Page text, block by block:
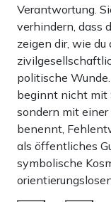
Verantwortung.
verhindern, dass
zeigen dir, wie du
politische
beginnt nicht mit
sondern mit
benennt,
als öffentliches
symbolische